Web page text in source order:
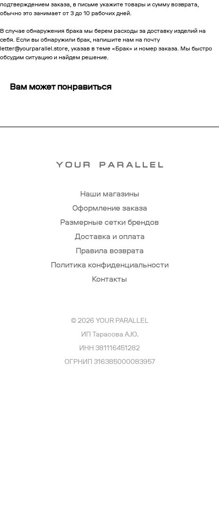
подтверждением заказа, в письме укажите товары и сумму возврата,
обычно это занимает от 3 до 10 рабочих дней.
В случае обнаружения брака мы берем расходы за доставку изделий на
себя. Если вы обнаружили брак, напишите нам на почту
letter@yourparallel.store, указав в теме «Брак» и номер заказа. Мы быстро
обсудим ситуацию и найдем решение.
Вам может понравиться
Наши магазины
Оформление заказа
Размерные сетки брендов
Доставка и оплата
Правила возврата
Политика конфиденциальности
Контакты
© 2026 YOUR PARALLEL
ИП Тарасова А.Ю.
ИНН 381116451282
ОГРНИП 316385000083957